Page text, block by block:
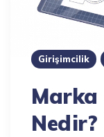
Girişimcilik
Marka
Nedir?